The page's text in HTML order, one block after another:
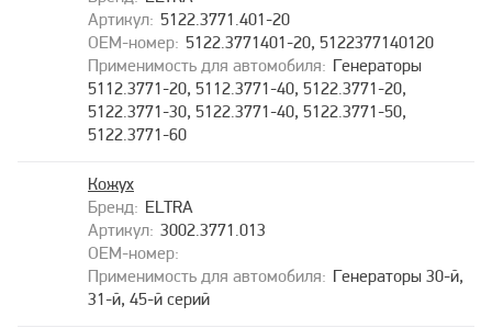
5122.3771.401-20
5122.3771401-20, 5122377140120
Генераторы
5112.3771-20, 5112.3771-40, 5122.3771-20,
5122.3771-30, 5122.3771-40, 5122.3771-50,
5122.3771-60
ELTRA
3002.3771.013
Кожух
Генераторы 30-й,
31-й, 45-й серий